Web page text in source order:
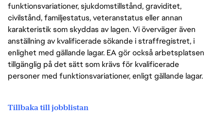
funktionsvariationer, sjukdomstillstånd, graviditet,
civilstånd, familjestatus, veteranstatus eller annan
karakteristik som skyddas av lagen. Vi överväger även
anställning av kvalificerade sökande i straffregistret, i
enlighet med gällande lagar. EA gör också arbetsplatsen
tillgänglig på det sätt som krävs för kvalificerade
personer med funktionsvariationer, enligt gällande lagar.
Tillbaka till jobblistan